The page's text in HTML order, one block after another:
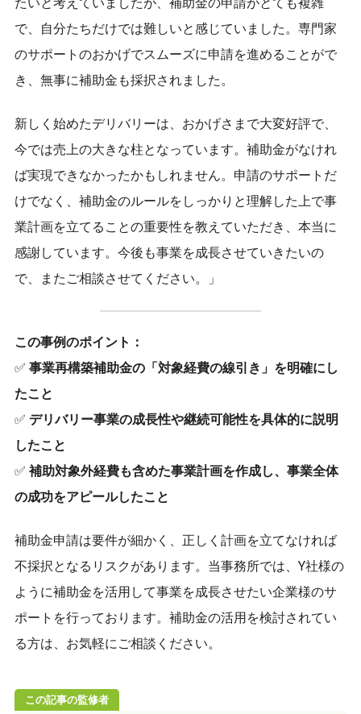
で、自分たちだけでは難しいと感じていました。専門家
のサポートのおかげでスムーズに申請を進めることがで
き、無事に補助金も採択されました。
新しく始めたデリバリーは、おかげさまで大変好評で、
今では売上の大きな柱となっています。補助金がなけれ
ば実現できなかったかもしれません。申請のサポートだ
けでなく、補助金のルールをしっかりと理解した上で事
業計画を立てることの重要性を教えていただき、本当に
感謝しています。今後も事業を成長させていきたいの
で、またご相談させてください。」
この事例のポイント：
✅ 事業再構築補助金の「対象経費の線引き」を明確にし
たこと
✅ デリバリー事業の成長性や継続可能性を具体的に説明
したこと
✅ 補助対象外経費も含めた事業計画を作成し、事業全体
の成功をアピールしたこと
補助金申請は要件が細かく、正しく計画を立てなければ
不採択となるリスクがあります。当事務所では、Y社様の
ように補助金を活用して事業を成長させたい企業様のサ
ポートを行っております。補助金の活用を検討されてい
る方は、お気軽にご相談ください。
この記事の監修者